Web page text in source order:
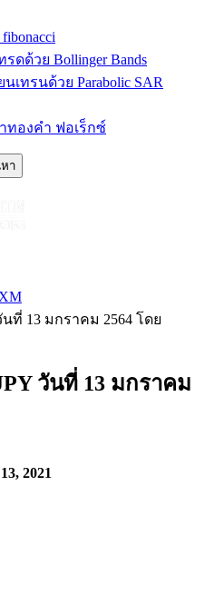
ดด้วย Bollinger Bands
เทรนด้วย Parabolic SAR
ทองคำ ฟอเร็กซ์
ที่ 13 มกราคม 2564 โดย
วันที่ 13 มกราคม
2021